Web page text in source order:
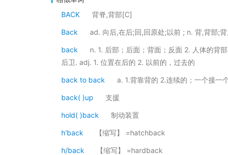
BACK
背脊,背部[C]
Back ad. 向后,在后;回,回原处;以前 ; n. 背,背部;
back
n. 1. 后部；后面；背面；反面 2. 人体的背
后卫. adj. 1. 位置在后的 2. 以前的，过去的
back to back a. 1.背靠背的 2.连续的；一个接一
back( )up 支援
hold( )back 制动装置
h'back 【缩写】 =hatchback
h/back 【缩写】 =hardback